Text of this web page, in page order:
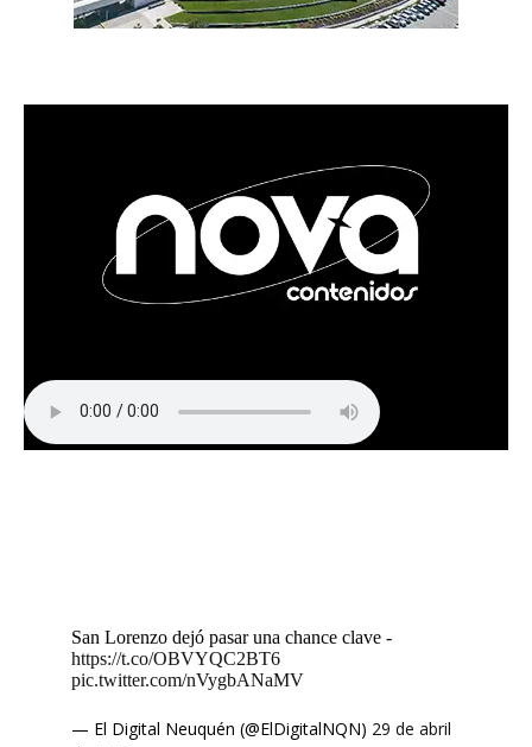
San Lorenzo dejó pasar una chance clave -
https://t.co/OBVYQC2BT6
pic.twitter.com/nVygbANaMV
— El Digital Neuquén (@ElDigitalNQN) 29 de abril